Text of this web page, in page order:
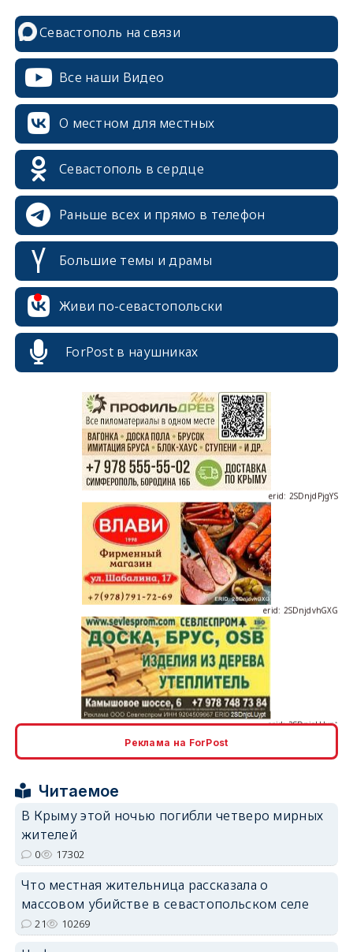
Севастополь на связи
Все наши Видео
О местном для местных
Севастополь в сердце
Раньше всех и прямо в телефон
Большие темы и драмы
Живи по-севастопольски
ForPost в наушниках
erid: 2SDnjcrDNw6
erid: 2SDnjdPjgYS
erid: 2SDnjdvhGXG
Реклама на ForPost
Читаемое
В Крыму этой ночью погибли четверо мирных
жителей
0 17302
Что местная жительница рассказала о
массовом убийстве в севастопольском селе
21 10269